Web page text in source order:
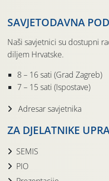
SAVJETODAVNA
Naši savjetnici su dostupni
diljem Hrvatske.
8 – 16 sati (Grad Zagreb)
7 – 15 sati (Ispostave)
Adresar savjetnika
ZA DJELATNIKE
SEMIS
PIO